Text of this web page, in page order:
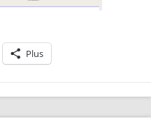
Plus